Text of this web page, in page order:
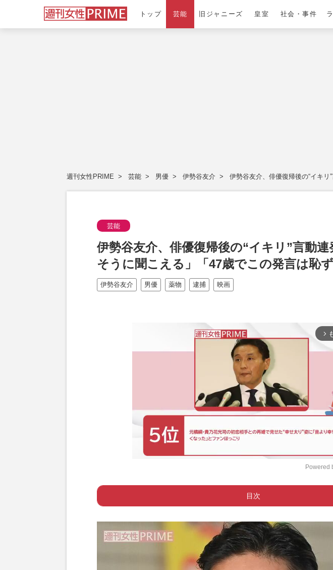
トップ 芸能 旧ジャニーズ 皇室 社会・事件
週刊女性PRIME 芸能 男優 伊勢谷友介 伊勢谷友介、俳優復帰後の“イキ
芸能
伊勢谷友介、俳優復帰後の“イキリ”言動
そうに聞こえる」「47歳でこの発言は恥ず
伊勢谷友介 男優 薬物 逮捕 映画
arrow_forward_ios
t
Powered
目次
Page 1 ー 3年ぶりの映画復帰も物議を醸す言動